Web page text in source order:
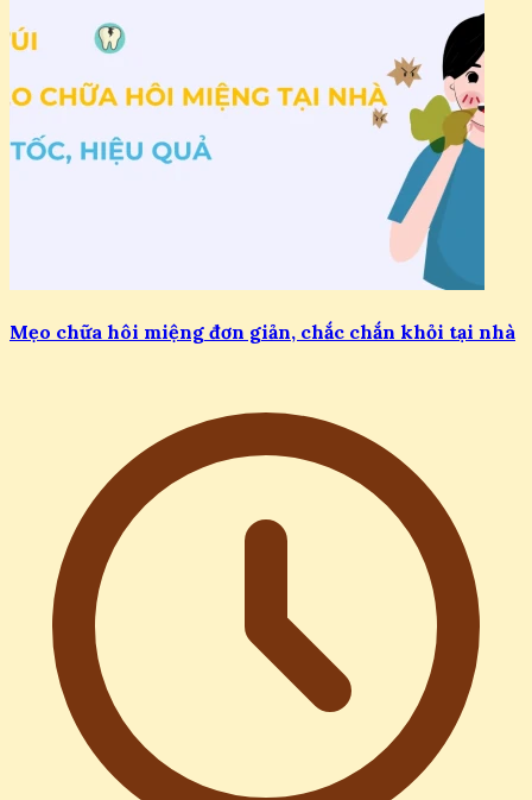
Mẹo chữa hôi miệng đơn giản, chắc chắn khỏi tại nhà